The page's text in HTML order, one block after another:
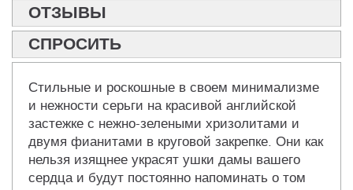
ОТЗЫВЫ
СПРОСИТЬ
Стильные и роскошные в своем минимализме
и нежности серьги на красивой английской
застежке с нежно-зелеными хризолитами и
двумя фианитами в круговой закрепке. Они как
нельзя изящнее украсят ушки дамы вашего
сердца и будут постоянно напоминать о том